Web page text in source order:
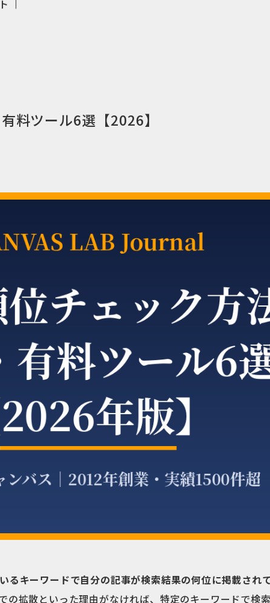
料ツール6選【2026】
るキーワードで自分の記事が検索結果の何位に掲載され
の拡散といった理由がなければ、特定のキーワードで検